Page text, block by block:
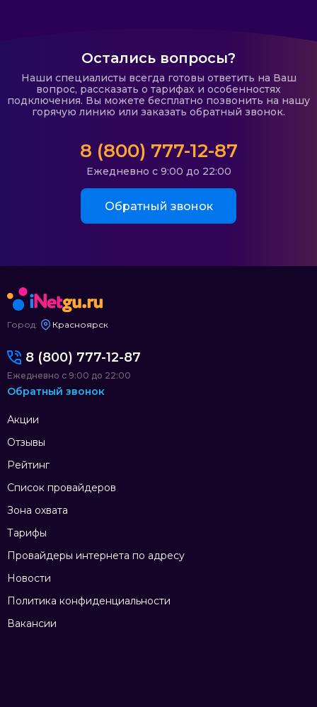
Остались вопросы?
Наши специалисты всегда готовы ответить на Ваш
вопрос, рассказать о тарифах и особенностях
подключения. Вы можете бесплатно позвонить на нашу
горячую линию или заказать обратный звонок.
8 (800) 777-12-87
Ежедневно с 9:00 до 22:00
Обратный звонок
Город: Красноярск
Акции
Отзывы
Рейтинг
Список провайдеров
Зона охвата
Тарифы
Провайдеры интернета по адресу
Новости
Политика конфиденциальности
Вакансии
8 (800) 777-12-87
Ежедневно с 9:00 до 22:00
Обратный звонок